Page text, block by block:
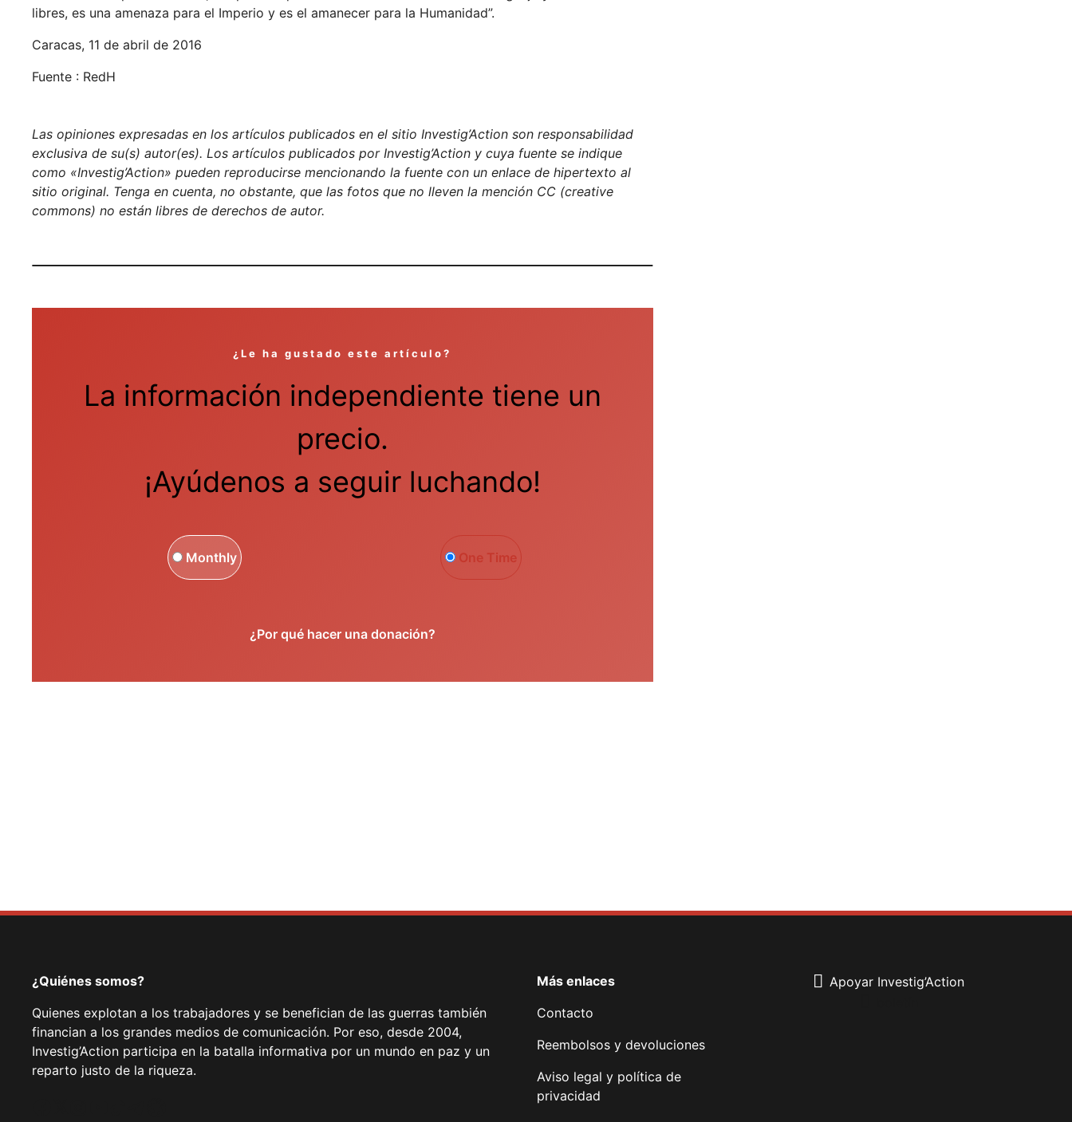
libres, es una amenaza para el Imperio y es el amanecer para la Humanidad”.
Caracas, 11 de abril de 2016
Fuente : RedH
Las opiniones expresadas en los artículos publicados en el sitio Investig’Action son responsabilidad
exclusiva de su(s) autor(es). Los artículos publicados por Investig’Action y cuya fuente se indique
como «Investig’Action» pueden reproducirse mencionando la fuente con un enlace de hipertexto al
sitio original. Tenga en cuenta, no obstante, que las fotos que no lleven la mención CC (creative
commons) no están libres de derechos de autor.
¿Le ha gustado este artículo?
La información independiente tiene un
precio.
¡Ayúdenos a seguir luchando!
One Time
Monthly
¿Por qué hacer una donación?
¿Quiénes somos?
Quienes explotan a los trabajadores y se benefician de las guerras también
financian a los grandes medios de comunicación. Por eso, desde 2004,
Investig’Action participa en la batalla informativa por un mundo en paz y un
reparto justo de la riqueza.
Más enlaces
Contacto
Reembolsos y devoluciones
Aviso legal y política de
privacidad
Apoyar Investig’Action